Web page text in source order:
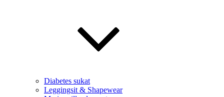
Diabetes sukat
Leggingsit & Shapewear